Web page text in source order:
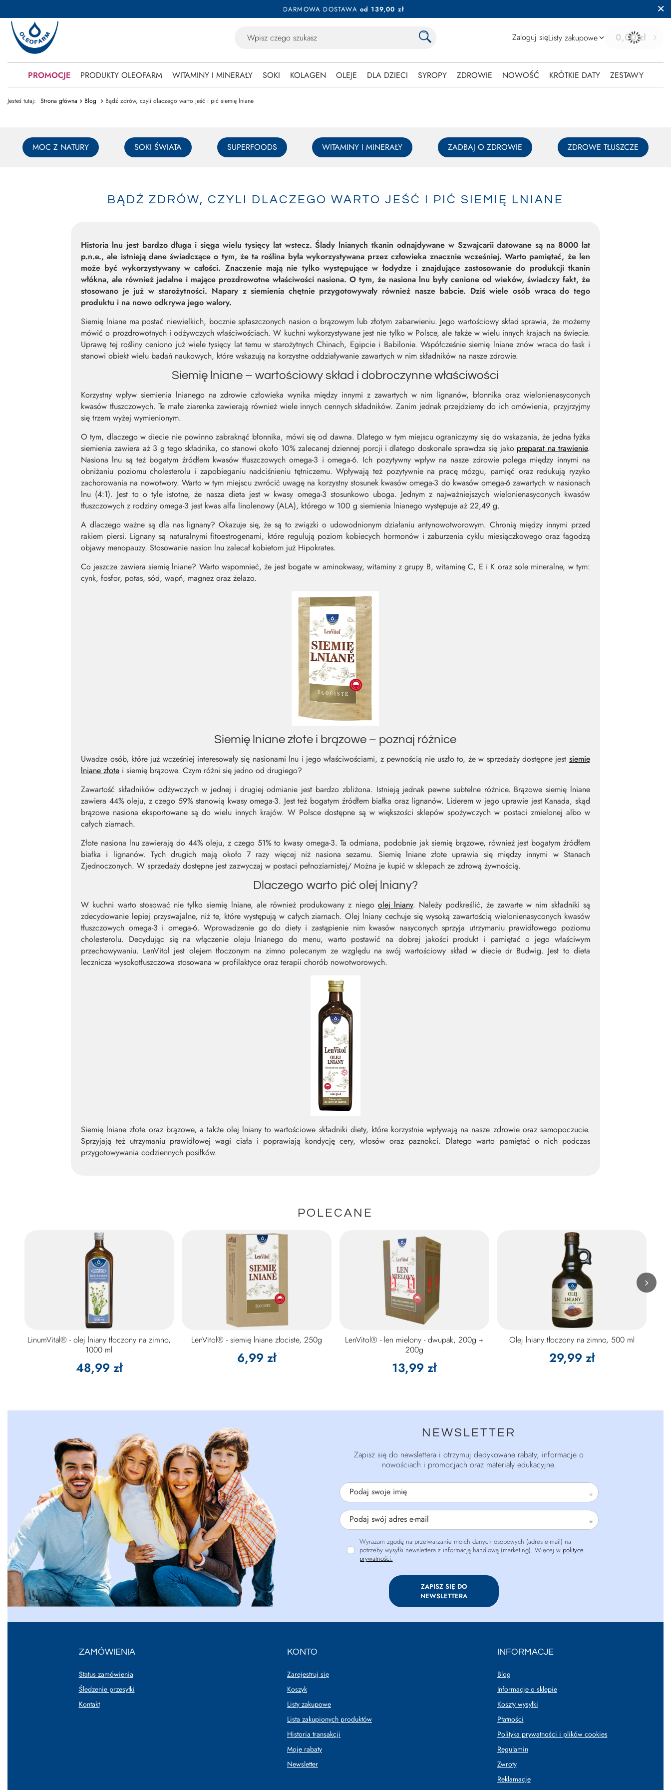
DARMOWA DOSTAWA od 139,00 zł
Zaloguj sięListy zakupowe 0,00 zł
PROMOCJE PRODUKTY OLEOFARM WITAMINY I MINERAŁY SOKI KOLAGEN OLEJE DLA DZIECI SYROPY ZDROWIE NOWOŚĆ KRÓTKIE DATY ZESTAWY
Jesteś tutaj: Strona główna Blog Bądź zdrów, czyli dlaczego warto jeść i pić siemię lniane
MOC Z NATURY SOKI ŚWIATA SUPERFOODS WITAMINY I MINERAŁY ZADBAJ O ZDROWIE ZDROWE TŁUSZCZE
BĄDŹ ZDRÓW, CZYLI DLACZEGO WARTO JEŚĆ I PIĆ SIEMIĘ LNIANE
Historia lnu jest bardzo długa i sięga wielu tysięcy lat wstecz. Ślady lnianych tkanin odnajdywane w Szwajcarii datowane są na 8000 lat
p.n.e., ale istnieją dane świadczące o tym, że ta roślina była wykorzystywana przez człowieka znacznie wcześniej. Warto pamiętać, że len
może być wykorzystywany w całości. Znaczenie mają nie tylko występujące w łodydze i znajdujące zastosowanie do produkcji tkanin
włókna, ale również jadalne i mające prozdrowotne właściwości nasiona. O tym, że nasiona lnu były cenione od wieków, świadczy fakt, że
stosowano je już w starożytności. Napary z siemienia chętnie przygotowywały również nasze babcie. Dziś wiele osób wraca do tego
produktu i na nowo odkrywa jego walory.
Siemię lniane ma postać niewielkich, bocznie spłaszczonych nasion o brązowym lub złotym zabarwieniu. Jego wartościowy skład sprawia, że możemy
mówić o prozdrowotnych i odżywczych właściwościach. W kuchni wykorzystywane jest nie tylko w Polsce, ale także w wielu innych krajach na świecie.
Uprawę tej rośliny ceniono już wiele tysięcy lat temu w starożytnych Chinach, Egipcie i Babilonie. Współcześnie siemię lniane znów wraca do łask i
stanowi obiekt wielu badań naukowych, które wskazują na korzystne oddziaływanie zawartych w nim składników na nasze zdrowie.
Siemię lniane – wartościowy skład i dobroczynne właściwości
Korzystny wpływ siemienia lnianego na zdrowie człowieka wynika między innymi z zawartych w nim lignanów, błonnika oraz wielonienasyconych
kwasów tłuszczowych. Te małe ziarenka zawierają również wiele innych cennych składników. Zanim jednak przejdziemy do ich omówienia, przyjrzyjmy
się trzem wyżej wymienionym.
O tym, dlaczego w diecie nie powinno zabraknąć błonnika, mówi się od dawna. Dlatego w tym miejscu ograniczymy się do wskazania, że jedna łyżka
siemienia zawiera aż 3 g tego składnika, co stanowi około 10% zalecanej dziennej porcji i dlatego doskonale sprawdza się jako preparat na trawienie.
Nasiona lnu są też bogatym źródłem kwasów tłuszczowych omega-3 i omega-6. Ich pozytywny wpływ na nasze zdrowie polega między innymi na
obniżaniu poziomu cholesterolu i zapobieganiu nadciśnieniu tętniczemu. Wpływają też pozytywnie na pracę mózgu, pamięć oraz redukują ryzyko
zachorowania na nowotwory. Warto w tym miejscu zwrócić uwagę na korzystny stosunek kwasów omega-3 do kwasów omega-6 zawartych w nasionach
lnu (4:1). Jest to o tyle istotne, że nasza dieta jest w kwasy omega-3 stosunkowo uboga. Jednym z najważniejszych wielonienasyconych kwasów
tłuszczowych z rodziny omega-3 jest kwas alfa linolenowy (ALA), którego w 100 g siemienia lnianego występuje aż 22,49 g.
A dlaczego ważne są dla nas lignany? Okazuje się, że są to związki o udowodnionym działaniu antynowotworowym. Chronią między innymi przed
rakiem piersi. Lignany są naturalnymi fitoestrogenami, które regulują poziom kobiecych hormonów i zaburzenia cyklu miesiączkowego oraz łagodzą
objawy menopauzy. Stosowanie nasion lnu zalecał kobietom już Hipokrates.
Co jeszcze zawiera siemię lniane? Warto wspomnieć, że jest bogate w aminokwasy, witaminy z grupy B, witaminę C, E i K oraz sole mineralne, w tym:
cynk, fosfor, potas, sód, wapń, magnez oraz żelazo.
Siemię lniane złote i brązowe – poznaj różnice
Uwadze osób, które już wcześniej interesowały się nasionami lnu i jego właściwościami, z pewnością nie uszło to, że w sprzedaży dostępne jest siemię
lniane złote i siemię brązowe. Czym różni się jedno od drugiego?
Zawartość składników odżywczych w jednej i drugiej odmianie jest bardzo zbliżona. Istnieją jednak pewne subtelne różnice. Brązowe siemię lniane
zawiera 44% oleju, z czego 59% stanowią kwasy omega-3. Jest też bogatym źródłem białka oraz lignanów. Liderem w jego uprawie jest Kanada, skąd
brązowe nasiona eksportowane są do wielu innych krajów. W Polsce dostępne są w większości sklepów spożywczych w postaci zmielonej albo w
całych ziarnach.
Złote nasiona lnu zawierają do 44% oleju, z czego 51% to kwasy omega-3. Ta odmiana, podobnie jak siemię brązowe, również jest bogatym źródłem
białka i lignanów. Tych drugich mają około 7 razy więcej niż nasiona sezamu. Siemię lniane złote uprawia się między innymi w Stanach
Zjednoczonych. W sprzedaży dostępne jest zazwyczaj w postaci pełnoziarnistej/ Można je kupić w sklepach ze zdrową żywnością.
Dlaczego warto pić olej lniany?
W kuchni warto stosować nie tylko siemię lniane, ale również produkowany z niego olej lniany. Należy podkreślić, że zawarte w nim składniki są
zdecydowanie lepiej przyswajalne, niż te, które występują w całych ziarnach. Olej lniany cechuje się wysoką zawartością wielonienasyconych kwasów
tłuszczowych omega-3 i omega-6. Wprowadzenie go do diety i zastąpienie nim kwasów nasyconych sprzyja utrzymaniu prawidłowego poziomu
cholesterolu. Decydując się na włączenie oleju lnianego do menu, warto postawić na dobrej jakości produkt i pamiętać o jego właściwym
przechowywaniu. LenVitol jest olejem tłoczonym na zimno polecanym ze względu na swój wartościowy skład w diecie dr Budwig. Jest to dieta
lecznicza wysokotłuszczowa stosowana w profilaktyce oraz terapii chorób nowotworowych.
Siemię lniane złote oraz brązowe, a także olej lniany to wartościowe składniki diety, które korzystnie wpływają na nasze zdrowie oraz samopoczucie.
Sprzyjają też utrzymaniu prawidłowej wagi ciała i poprawiają kondycję cery, włosów oraz paznokci. Dlatego warto pamiętać o nich podczas
przygotowywania codziennych posiłków.
POLECANE
LinumVital® - olej lniany tłoczony na zimno,
1000 ml
48,99 zł
LenVitol® - siemię lniane złociste, 250g
6,99 zł
LenVitol® - len mielony - dwupak, 200g +
200g
13,99 zł
Olej lniany tłoczony na zimno, 500 ml
29,99 zł
NEWSLETTER
Zapisz się do newslettera i otrzymuj dedykowane rabaty, informacje o
nowościach i promocjach oraz materiały edukacyjne.
Podaj swoje imię
Podaj swój adres e-mail
Wyrażam zgodę na przetwarzanie moich danych osobowych (adres e-mail) na
potrzeby wysyłki newslettera z informacją handlową (marketing). Więcej w polityce
prywatności.
ZAPISZ SIĘ DO
NEWSLETTERA
ZAMÓWIENIA
Status zamówienia
Śledzenie przesyłki
Kontakt
KONTO
Zarejestruj się
Koszyk
Listy zakupowe
Lista zakupionych produktów
Historia transakcji
Moje rabaty
Newsletter
INFORMACJE
Blog
Informacje o sklepie
Koszty wysyłki
Płatności
Polityka prywatności i plików cookies
Regulamin
Zwroty
Reklamacje